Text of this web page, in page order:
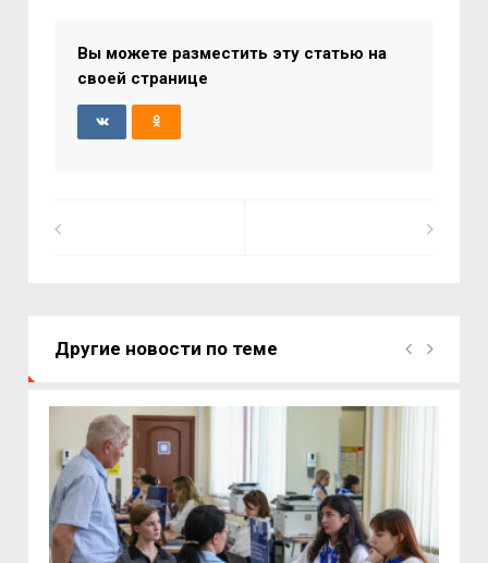
Вы можете разместить эту статью на
своей странице
Другие новости по теме